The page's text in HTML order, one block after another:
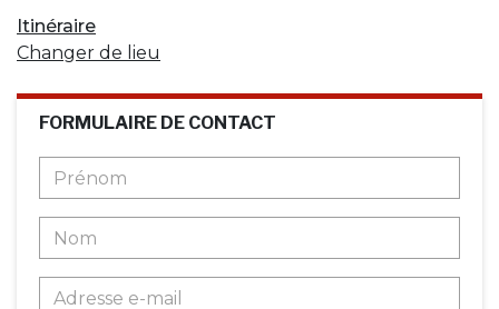
Itinéraire
Changer de lieu
FORMULAIRE DE CONTACT